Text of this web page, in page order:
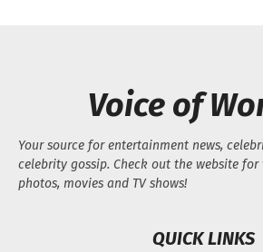
Voice of
Your source for entertainment news,
celebrity gossip. Check out the website
photos, movies and TV shows!
QUICK LINKS